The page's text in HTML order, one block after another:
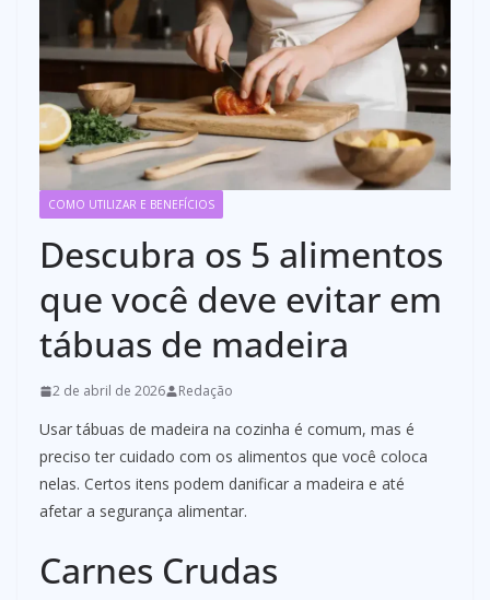
COMO UTILIZAR E BENEFÍCIOS
Descubra os 5 alimentos
que você deve evitar em
tábuas de madeira
2 de abril de 2026 Redação
Usar tábuas de madeira na cozinha é comum, mas é
preciso ter cuidado com os alimentos que você coloca
nelas. Certos itens podem danificar a madeira e até
afetar a segurança alimentar.
Carnes Crudas